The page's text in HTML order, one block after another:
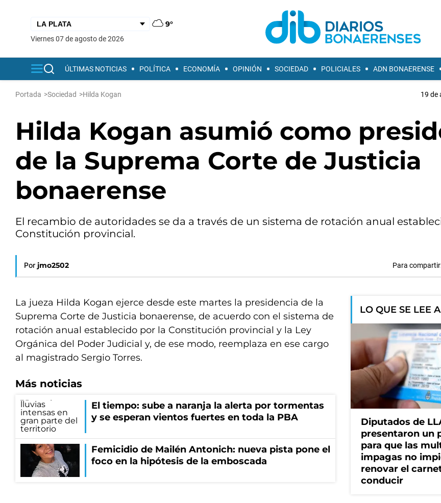
9°
viernes 07 de agosto de 2026
ÚLTIMAS NOTICIAS POLÍTICA ECONOMÍA OPINIÓN SOCIEDAD POLICIALES ADN BONAERENSE
Portada >Sociedad >Hilda Kogan 19 de
Hilda Kogan asumió como
de la Suprema Corte de Justicia
bonaerense
El recambio de autoridades se da a través de un sistema de rotación anual
Constitución provincial.
Por jmo2502 Para
La jueza Hilda Kogan ejerce desde este martes la presidencia de la
Suprema Corte de Justicia bonaerense, de acuerdo con el sistema de
rotación anual establecido por la Constitución provincial y la Ley
Orgánica del Poder Judicial y, de ese modo, reemplaza en ese cargo
al magistrado Sergio Torres.
Más noticias
El tiempo: sube a naranja la alerta por tormentas
y se esperan vientos fuertes en toda la PBA
Femicidio de Mailén Antonich: nueva pista pone el
foco en la hipótesis de la emboscada
LO QUE SE LEE
Diputados de
presentaron un
para que las
impagas no
renovar el
conducir